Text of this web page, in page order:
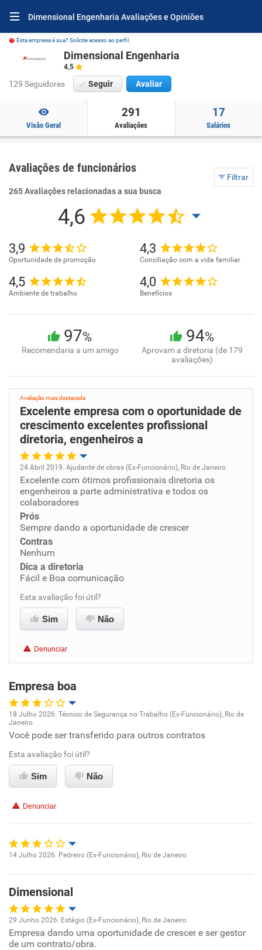
Dimensional Engenharia Avaliações e Opiniões
Esta empresa é sua? Solicite acesso ao perfil.
Dimensional Engenharia
4,5
129 Seguidores Seguir Avaliar
Visão Geral
291
Avaliações
17
Salários
Avaliações de funcionários
Filtrar
265 Avaliações relacionadas a sua busca
4,6
3,9
Oportunidade de promoção
4,3
Conciliação com a vida familiar
4,5
Ambiente de trabalho
4,0
Benefícios
97%
Recomendaria a um amigo
94%
Aprovam a diretoria (de 179
avaliações)
Avaliação mais destacada
Excelente empresa com o oportunidade de
crescimento excelentes profissional
diretoria, engenheiros a
Oportunidade de promoção
Conciliação com a vida familiar
Benefícios
Recomenda esta empresa
Recomenda a diretoria
24 Abril 2019. Ajudante de obras (Ex-Funcionário), Rio de Janeiro
Excelente com ótimos profissionais diretoria os
engenheiros a parte administrativa e todos os
colaboradores
Prós
Sempre dando a oportunidade de crescer
Contras
Nenhum
Dica a diretoria
Fácil e Boa comunicação
Esta avaliação foi útil?
Sim Não
Denunciar
Empresa boa
Oportunidade de promoção
Ambiente de trabalho
Conciliação com a vida familiar
Recomenda esta empresa
18 Julho 2026. Técnico de Segurança no Trabalho (Ex-Funcionário), Rio de
Janeiro
Você pode ser transferido para outros contratos
Esta avaliação foi útil?
Sim Não
Denunciar
Ambiente de trabalho
Conciliação com a vida familiar
14 Julho 2026. Pedreiro (Ex-Funcionário), Rio de Janeiro
Dimensional
Oportunidade de promoção
29 Junho 2026. Estágio (Ex-Funcionário), Rio de Janeiro
Empresa dando uma oportunidade de crescer e ser gestor
de um contrato/obra.